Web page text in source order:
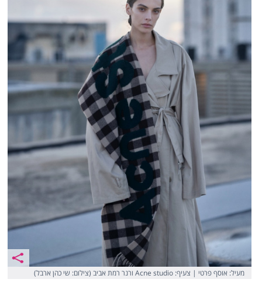
מעיל: אוסף פרטי | צעיף: Acne studio ורנר רמת אביב (צילום: שי כהן ארבל)